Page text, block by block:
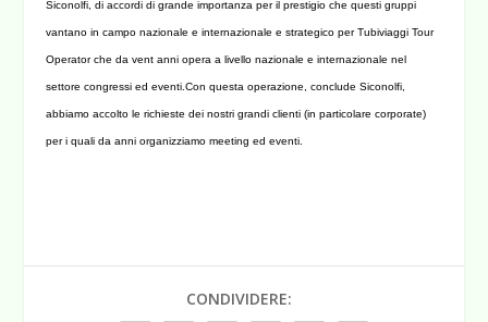
Siconolfi, di accordi di grande importanza per il prestigio che questi gruppi
vantano in campo nazionale e internazionale e strategico per Tubiviaggi Tour
Operator che da vent anni opera a livello nazionale e internazionale nel
settore congressi ed eventi.Con questa operazione, conclude Siconolfi,
abbiamo accolto le richieste dei nostri grandi clienti (in particolare corporate)
per i quali da anni organizziamo meeting ed eventi.
CONDIVIDERE: